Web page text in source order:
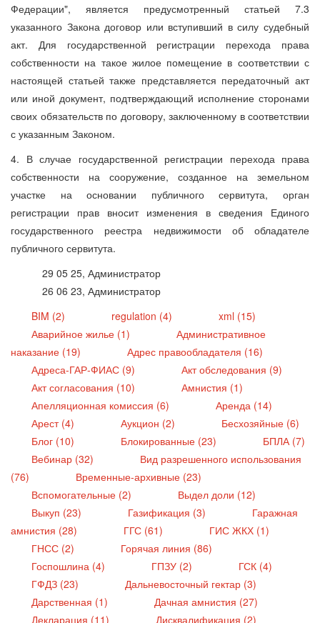
Федерации", является предусмотренный статьей 7.3
указанного Закона договор или вступивший в силу судебный
акт. Для государственной регистрации перехода права
собственности на такое жилое помещение в соответствии с
настоящей статьей также представляется передаточный акт
или иной документ, подтверждающий исполнение сторонами
своих обязательств по договору, заключенному в соответствии
с указанным Законом.
4. В случае государственной регистрации перехода права
собственности на сооружение, созданное на земельном
участке на основании публичного сервитута, орган
регистрации прав вносит изменения в сведения Единого
государственного реестра недвижимости об обладателе
публичного сервитута.
29 05 25, Администратор
26 06 23, Администратор
BIM (2)
regulation (4)
xml (15)
Аварийное жилье (1)
Административное
наказание (19)
Адрес правообладателя (16)
Адреса-ГАР-ФИАС (9)
Акт обследования (9)
Акт согласования (10)
Амнистия (1)
Апелляционная комиссия (6)
Аренда (14)
Арест (4)
Аукцион (2)
Бесхозяйные (6)
Блог (10)
Блокированные (23)
БПЛА (7)
Вебинар (32)
Вид разрешенного использования
(76)
Временные-архивные (23)
Вспомогательные (2)
Выдел доли (12)
Выкуп (23)
Газификация (3)
Гаражная
амнистия (28)
ГГС (61)
ГИС ЖКХ (1)
ГНСС (2)
Горячая линия (86)
Госпошлина (4)
ГПЗУ (2)
ГСК (4)
ГФДЗ (23)
Дальневосточный гектар (3)
Дарственная (1)
Дачная амнистия (27)
Декларация (11)
Дисквалификация (2)